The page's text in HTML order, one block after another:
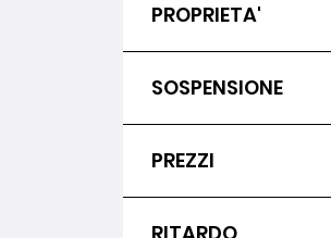
PROPRIETA'
SOSPENSIONE
PREZZI